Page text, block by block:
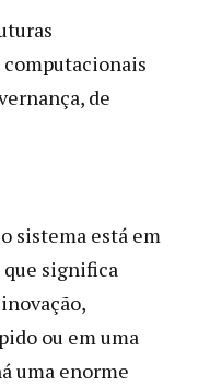
computacionais
de
sistema está em
que significa
ou em uma
uma enorme